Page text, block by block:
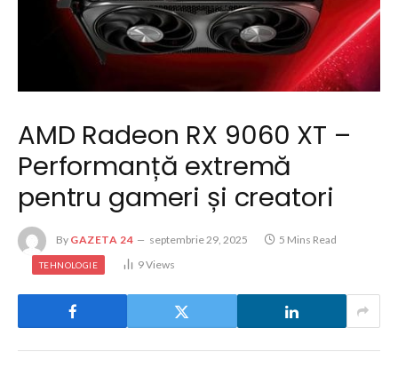
AMD Radeon RX 9060 XT –
Performanță extremă
pentru gameri și creatori
By GAZETA 24 septembrie 29, 2025 5 Mins Read
TEHNOLOGIE 9Views